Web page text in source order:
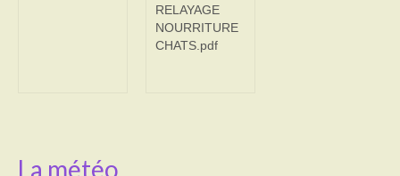
RELAYAGE
NOURRITURE
CHATS.pdf
La météo